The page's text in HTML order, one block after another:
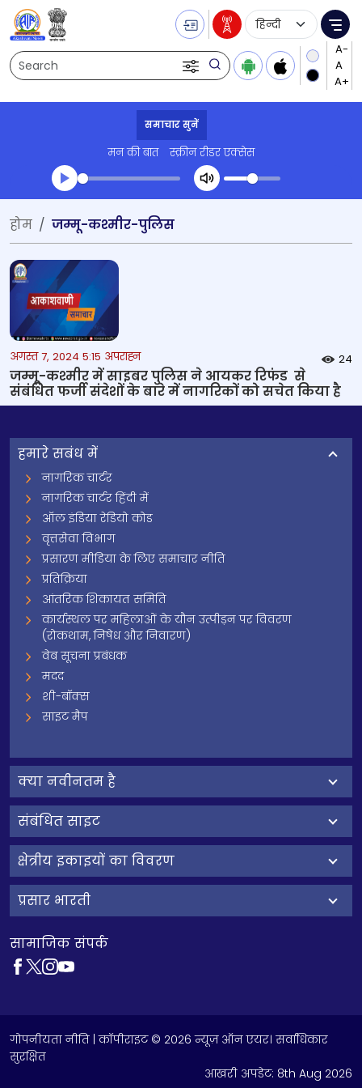
Search
Language
समाचार सुनें
मन की बात स्क्रीन रीडर एक्सेस
Transcript summary
होम जम्मू-कश्मीर-पुलिस
अगस्त 7, 2024 5:15 अपराह्न 24
जम्मू-कश्मीर में साइबर पुलिस ने आयकर रिफंड से
संबंधित फर्जी संदेशों के बारे में नागरिकों को सचेत किया है
हमारे सबंध में
नागरिक चार्टर
नागरिक चार्टर हिंदी में
ऑल इंडिया रेडियो कोड
वृत्तसेवा विभाग
प्रसारण मीडिया के लिए समाचार नीति
प्रतिक्रिया
आंतरिक शिकायत समिति
कार्यस्थल पर महिलाओं के यौन उत्पीड़न पर विवरण
(रोकथाम, निषेध और निवारण)
वेब सूचना प्रबंधक
मदद
शी-बॉक्स
साइट मैप
क्‍या नवीनतम है
संबंधित साइट
क्षेत्रीय इकाइयों का विवरण
प्रसार भारती
सामाजिक संपर्क
गोपनीयता नीति | कॉपीराइट © 2026 न्यूज़ ऑन एयर। सर्वाधिकार
सुरक्षित
आखरी अपडेट: 8th Aug 2026